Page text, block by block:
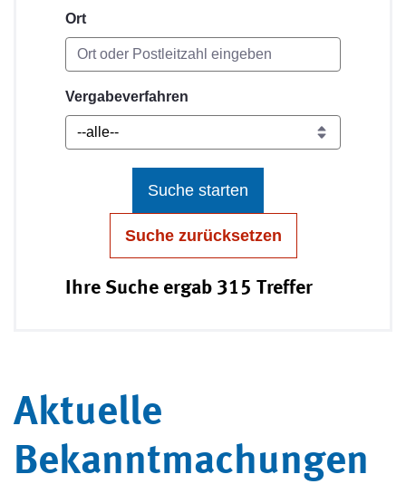
Ort
Vergabeverfahren
Suche starten
Suche zurücksetzen
Ihre Suche ergab 315 Treffer
Aktuelle
Bekanntmachungen